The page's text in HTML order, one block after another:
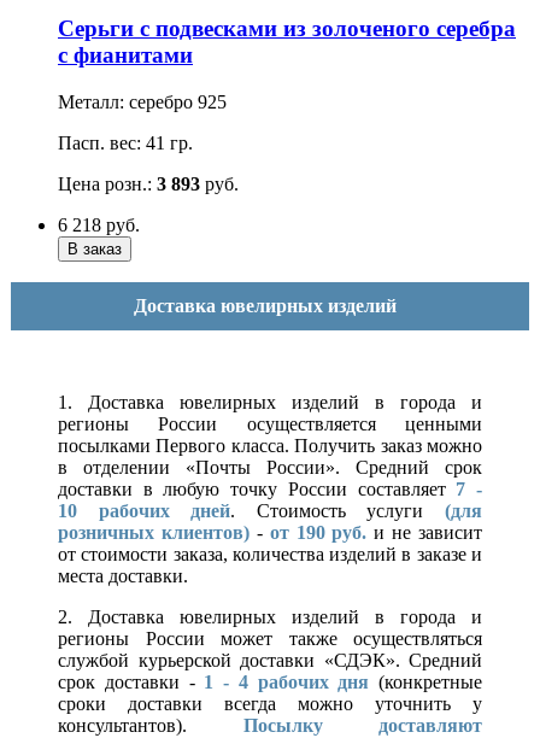
Серьги с подвесками из золоченого серебра
с фианитами
Металл: серебро 925
Пасп. вес: 41 гр.
Цена розн.: 3 893 руб.
6 218 руб.
Доставка ювелирных изделий
1. Доставка ювелирных изделий в города и
регионы России осуществляется ценными
посылками Первого класса. Получить заказ можно
в отделении «Почты России». Средний срок
доставки в любую точку России составляет 7 -
10 рабочих дней. Стоимость услуги(для
розничных клиентов)- от 190 руб. и не зависит
от стоимости заказа, количества изделий в заказе и
места доставки.
2. Доставка ювелирных изделий в города и
регионы России может также осуществляться
службой курьерской доставки «СДЭК». Средний
срок доставки - 1 - 4 рабочих дня (конкретные
сроки доставки всегда можно уточнить у
консультантов). Посылку доставляют